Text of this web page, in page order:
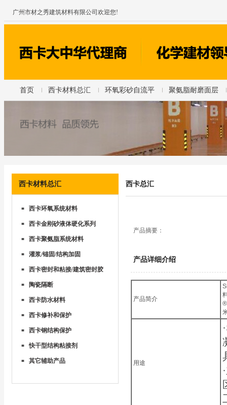
广州市材之秀建筑材料有限公司欢迎您!
首页 西卡材料总汇 环氧彩砂自流平 聚氨脂耐磨面层
西卡材料总汇
■ 西卡环氧系统材料
■ 西卡金刚砂液体硬化系列
■ 西卡聚氨脂系统材料
■ 灌浆/锚固/结构加固
■ 西卡密封和粘接/建筑密封胶
■ 陶瓷隔断
■ 西卡防水材料
■ 西卡修补和保护
■ 西卡钢结构保护
■ 快干型结构粘接剂
■ 其它辅助产品
西卡总汇
产品摘要：
产品详细介绍
产品简介
用途